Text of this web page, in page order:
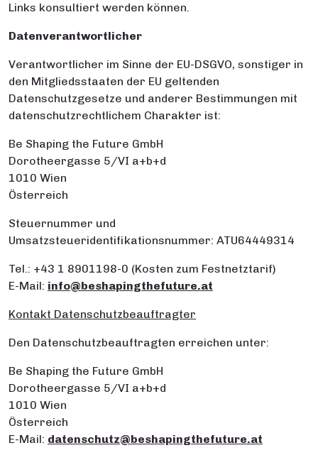
Links konsultiert werden können.
Datenverantwortlicher
Verantwortlicher im Sinne der EU-DSGVO, sonstiger in
den Mitgliedsstaaten der EU geltenden
Datenschutzgesetze und anderer Bestimmungen mit
datenschutzrechtlichem Charakter ist:
Be Shaping the Future GmbH
Dorotheergasse 5/VI a+b+d
1010 Wien
Österreich
Steuernummer und
Umsatzsteueridentifikationsnummer: ATU64449314
Tel.: +43 1 8901198-0 (Kosten zum Festnetztarif)
E-Mail: info@beshapingthefuture.at
Kontakt Datenschutzbeauftragter
Den Datenschutzbeauftragten erreichen unter:
Be Shaping the Future GmbH
Dorotheergasse 5/VI a+b+d
1010 Wien
Österreich
E-Mail: datenschutz@beshapingthefuture.at